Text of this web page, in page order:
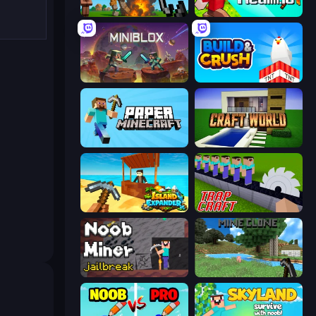
Noob Fuse CubeRealm.io
Miniblox Build and Crush
Paper Minecraft Craft World
Island Expander Trap Craft
Noob Miner: Escape From Prison Mine Clone